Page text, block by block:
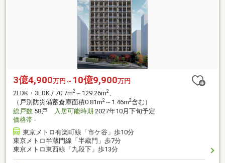
3億4,900万円～ 10億9,900万円
2LDK・3LDK / 70.7m2 ～129.26m2、
（戸別防災備蓄倉庫面積0.81m2 ～1.46m2含む）
総戸数 58戸 入居可能時期 2027年10月下旬予定
価格帯 -
東京メトロ有楽町線「市ケ谷」歩10分
東京メトロ半蔵門線「半蔵門」歩7分
東京メトロ東西線「九段下」歩13分